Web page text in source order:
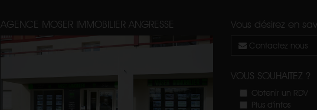
AGENCE MOSER IMMOBILIER ANGRESSE Vous désirez en
Contactez nous
VOUS SOUHAITEZ ?
Obtenir un RDV
Plus d'infos